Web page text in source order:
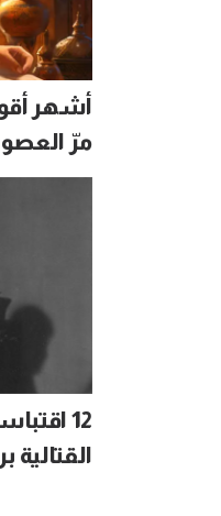
أشهر
مرّ
12